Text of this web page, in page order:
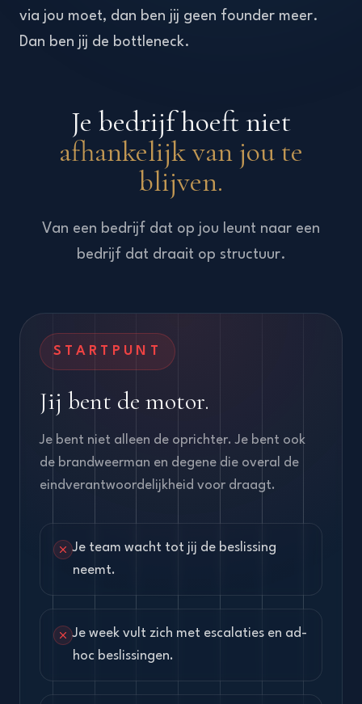
via jou moet, dan ben jij geen founder meer.
Dan ben jij de bottleneck.
Je bedrijf hoeft niet
afhankelijk van jou te
blijven.
Van een bedrijf dat op jou leunt naar een
bedrijf dat draait op structuur.
STARTPUNT
Jij bent de motor.
Je bent niet alleen de oprichter. Je bent ook
de brandweerman en degene die overal de
eindverantwoordelijkheid voor draagt.
Je team wacht tot jij de beslissing
neemt.
Je week vult zich met escalaties en ad-
hoc beslissingen.